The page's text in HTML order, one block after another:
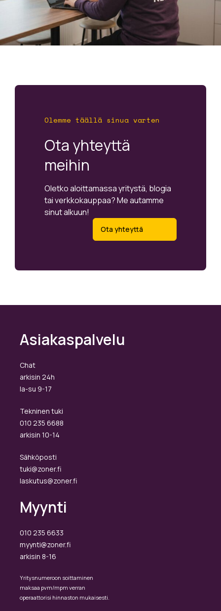
Olemme täällä sinua varten
Ota yhteyttä
meihin
Oletko aloittamassa yritystä, blogia
tai verkkokauppaa? Me autamme
sinut alkuun!
Ota yhteyttä
Asiakaspalvelu
Chat
arkisin 24h
la-su 9-17
Tekninen tuki
010 235 6688
arkisin 10-14
Sähköposti
tuki@zoner.fi
laskutus@zoner.fi
Myynti
010 235 6633
myynti@zoner.fi
arkisin 8-16
Yritysnumeroon soittaminen
maksaa pvm/mpm verran
operaattorisi hinnaston mukaisesti.